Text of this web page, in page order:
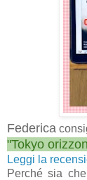
Federica
"Tokyo
Leggi la
Perché sia